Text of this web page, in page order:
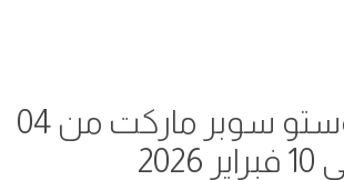
عروض كوستو سوبر ماركت من 04
2026